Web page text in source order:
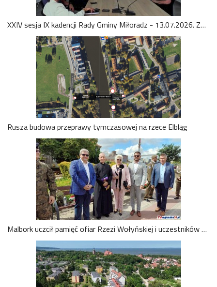
XXIV sesja IX kadencji Rady Gminy Miłoradz - 13.07.2026. Zobacz wideo
Rusza budowa przeprawy tymczasowej na rzece Elbląg
Malbork uczcił pamięć ofiar Rzezi Wołyńskiej i uczestników Plebiscytu na Powiślu. Kwiaty i znicze w miejscach pamięci. Wideo i zdjęcia